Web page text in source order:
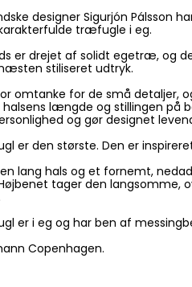
designer Sigurjón Pálsson
træfugle i eg.
er drejet af solidt egetræ, og
stiliseret udtryk.
omtanke for de små detaljer,
halsens længde og stillingen på
og gør designet
er den største. Den er
lang hals og et fornemt,
tager den langsomme,
er i eg og har ben af
Copenhagen.